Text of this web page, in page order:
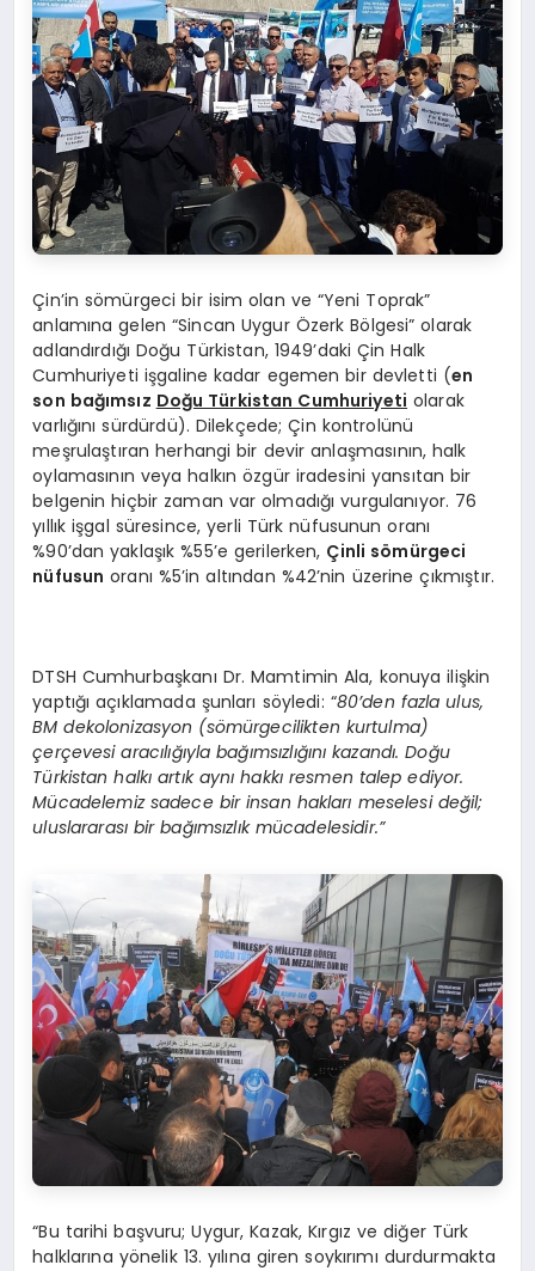
Çin’in sömürgeci bir isim olan ve “Yeni Toprak”
anlamına gelen “Sincan Uygur Özerk Bölgesi” olarak
adlandırdığı Doğu Türkistan, 1949’daki Çin Halk
Cumhuriyeti işgaline kadar egemen bir devletti (en
son bağımsız Doğu Türkistan Cumhuriyeti olarak
varlığını sürdürdü). Dilekçede; Çin kontrolünü
meşrulaştıran herhangi bir devir anlaşmasının, halk
oylamasının veya halkın özgür iradesini yansıtan bir
belgenin hiçbir zaman var olmadığı vurgulanıyor. 76
yıllık işgal süresince, yerli Türk nüfusunun oranı
%90’dan yaklaşık %55’e gerilerken, Çinli sömürgeci
nüfusun oranı %5’in altından %42’nin üzerine çıkmıştır.
DTSH Cumhurbaşkanı Dr. Mamtimin Ala, konuya ilişkin
yaptığı açıklamada şunları söyledi: “80’den fazla ulus,
BM dekolonizasyon (sömürgecilikten kurtulma)
çerçevesi aracılığıyla bağımsızlığını kazandı. Doğu
Türkistan halkı artık aynı hakkı resmen talep ediyor.
Mücadelemiz sadece bir insan hakları meselesi değil;
uluslararası bir bağımsızlık mücadelesidir.”
“Bu tarihi başvuru; Uygur, Kazak, Kırgız ve diğer Türk
halklarına yönelik 13. yılına giren soykırımı durdurmakta